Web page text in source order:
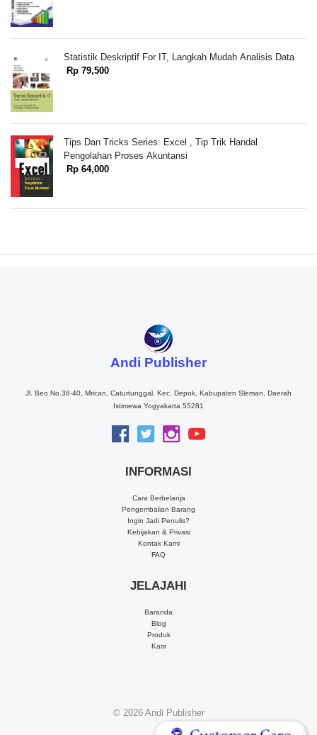
Statistik Deskriptif For IT, Langkah Mudah Analisis Data
Rp 79,500
Tips Dan Tricks Series: Excel , Tip Trik Handal
Pengolahan Proses Akuntansi
Rp 64,000
Andi Publisher
Jl. Beo No.38-40, Mrican, Caturtunggal, Kec. Depok, Kabupaten Sleman, Daerah
Istimewa Yogyakarta 55281
INFORMASI
Cara Berbelanja
Pengembalian Barang
Ingin Jadi Penulis?
Kebijakan & Privasi
Kontak Kami
FAQ
JELAJAHI
Baranda
Blog
Produk
Karir
© 2026 Andi Publisher